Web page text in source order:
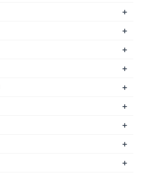
+
+
+
+
+
+
+
+
+